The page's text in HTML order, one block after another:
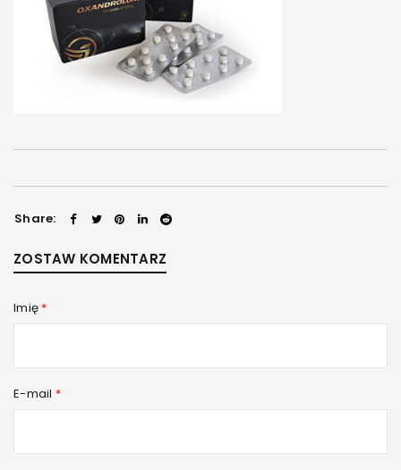
Share:
ZOSTAW KOMENTARZ
Imię *
E-mail *